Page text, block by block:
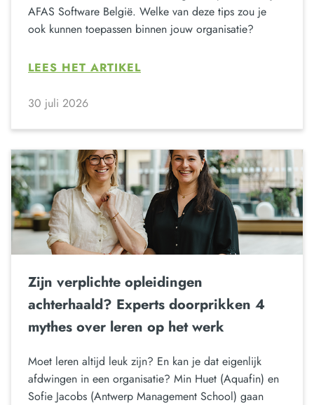
AFAS Software België. Welke van deze tips zou je
ook kunnen toepassen binnen jouw organisatie?
LEES HET ARTIKEL
30 juli 2026
Zijn verplichte opleidingen
achterhaald? Experts doorprikken 4
mythes over leren op het werk
Moet leren altijd leuk zijn? En kan je dat eigenlijk
afdwingen in een organisatie? Min Huet (Aquafin) en
Sofie Jacobs (Antwerp Management School) gaan